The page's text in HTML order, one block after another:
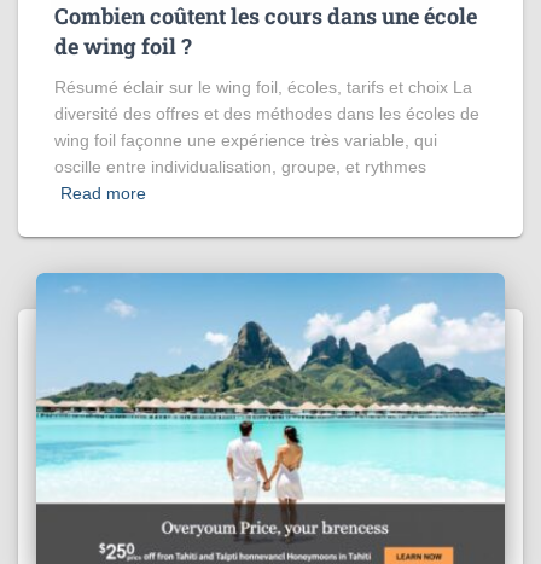
Combien coûtent les cours dans une école
de wing foil ?
Résumé éclair sur le wing foil, écoles, tarifs et choix La
diversité des offres et des méthodes dans les écoles de
wing foil façonne une expérience très variable, qui
oscille entre individualisation, groupe, et rythmes
Read more